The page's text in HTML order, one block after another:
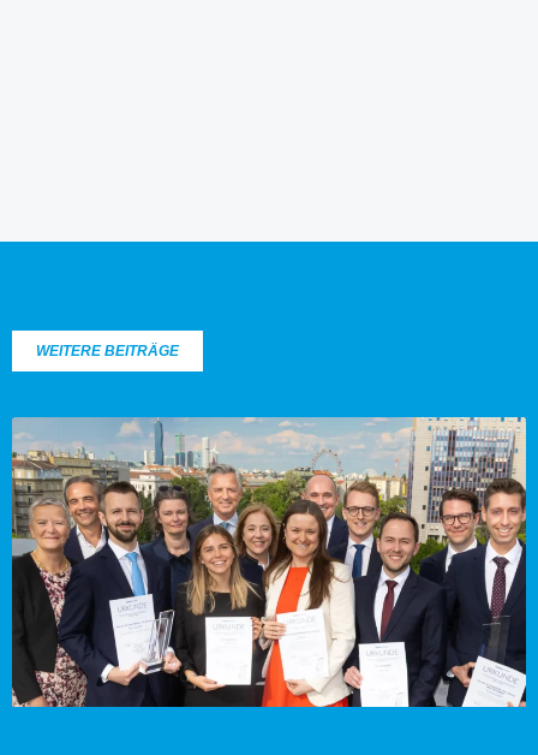
WEITERE BEITRÄGE